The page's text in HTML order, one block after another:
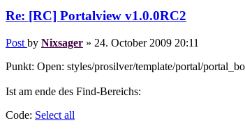
Re: [RC] Portalview v1.0.0RC2
Post by Nixsager » 24. October 2009 20:11
Punkt: Open: styles/prosilver/template/portal/
Ist am ende des Find-Bereichs:
Code: Select all